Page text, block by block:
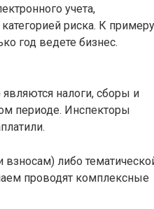
учета,
риска. К
год ведете бизнес.
налоги, сборы и
периоде. Инспекторы
либо
проводят комплексные